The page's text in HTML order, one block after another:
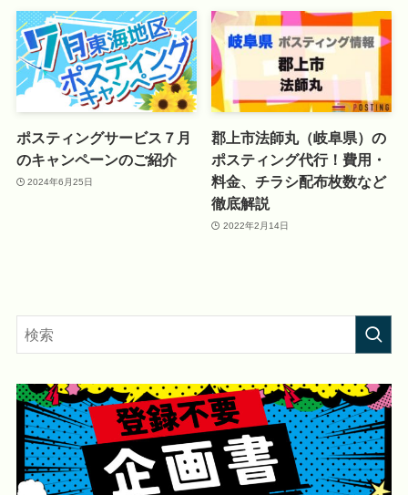
ポスティングサービス７月
のキャンペーンのご紹介
2024年6月25日
郡上市法師丸（岐阜県）の
ポスティング代行！費用・
料金、チラシ配布枚数など
徹底解説
2022年2月14日